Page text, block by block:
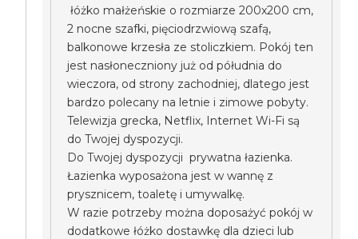
łóżko małżeńskie o rozmiarze 200x200 cm,
2 nocne szafki, pięciodrzwiową szafą,
balkonowe krzesła ze stoliczkiem. Pokój ten
jest nasłoneczniony już od półudnia do
wieczora, od strony zachodniej, dlatego jest
bardzo polecany na letnie i zimowe pobyty.
Telewizja grecka, Netflix, Internet Wi-Fi są
do Twojej dyspozycji.
Do Twojej dyspozycji prywatna łazienka.
Łazienka wyposażona jest w wannę z
prysznicem, toaletę i umywalkę.
W razie potrzeby można doposażyć pokój w
dodatkowe łóżko dostawkę dla dzieci lub